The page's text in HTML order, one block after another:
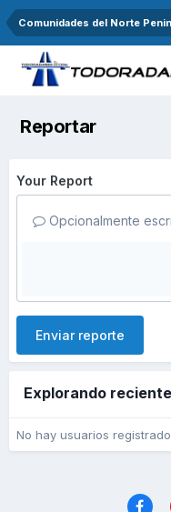
Comunidades del Norte
Reportar
Your Report
Opcionalmente
Enviar reporte
Explorando
No hay usuarios